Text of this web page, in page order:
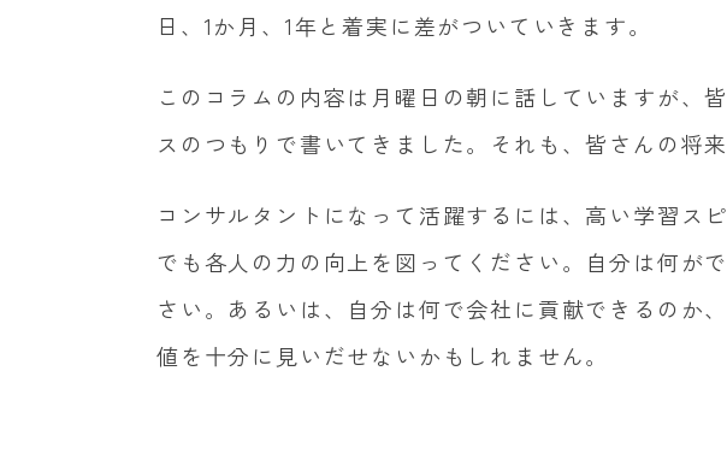
日、 1か月、 1年と着実に差がついていきます。
このコラムの内容は月曜日の朝に話していますが、
スのつもりで書いてきました。それも、皆さんの将
コンサルタントになって活躍するには、高い学習ス
でも各人の力の向上を図ってください。自分は何が
さい。あるいは、自分は何で会社に貢献できるのか
値を十分に見いだせないかもしれません。